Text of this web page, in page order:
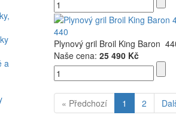
a
440
Plynový gril Broil King Baron
Naše cena: 25 490 Kč
« Předchozí 1 2